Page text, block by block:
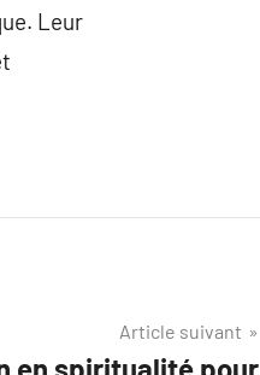
Leur
Article suivant